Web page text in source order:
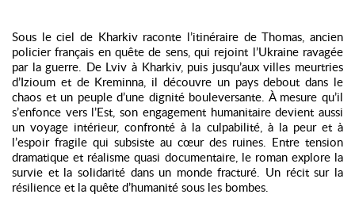
Sous le ciel de Kharkiv raconte l’itinéraire de Thomas, ancien
policier français en quête de sens, qui rejoint l’Ukraine ravagée
par la guerre. De Lviv à Kharkiv, puis jusqu’aux villes meurtries
d’Izioum et de Kreminna, il découvre un pays debout dans le
chaos et un peuple d’une dignité bouleversante. À mesure qu’il
s’enfonce vers l’Est, son engagement humanitaire devient aussi
un voyage intérieur, confronté à la culpabilité, à la peur et à
l’espoir fragile qui subsiste au cœur des ruines. Entre tension
dramatique et réalisme quasi documentaire, le roman explore la
survie et la solidarité dans un monde fracturé. Un récit sur la
résilience et la quête d’humanité sous les bombes.